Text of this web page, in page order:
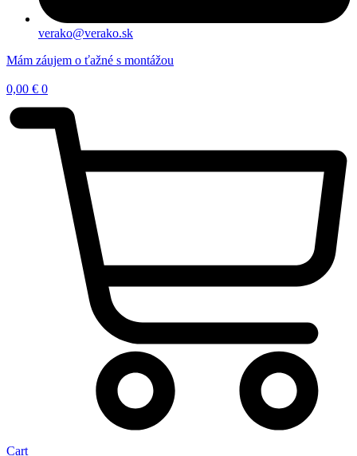
verako@verako.sk
Mám záujem o ťažné s montážou
0,00 € 0
Cart